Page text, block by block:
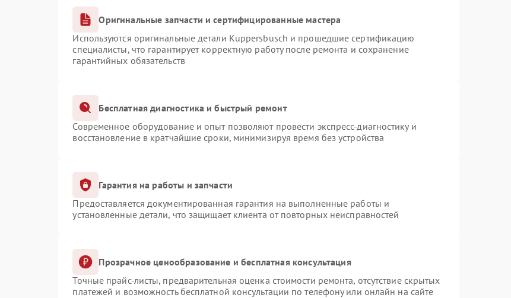
Оригинальные запчасти и сертифицированные мастера
Используются оригинальные детали Kuppersbusch и прошедшие сертификацию
специалисты, что гарантирует корректную работу после ремонта и сохранение
гарантийных обязательств
Бесплатная диагностика и быстрый ремонт
Современное оборудование и опыт позволяют провести экспресс-диагностику и
восстановление в кратчайшие сроки, минимизируя время без устройства
Гарантия на работы и запчасти
Предоставляется документированная гарантия на выполненные работы и
установленные детали, что защищает клиента от повторных неисправностей
Прозрачное ценообразование и бесплатная консультация
Точные прайс-листы, предварительная оценка стоимости ремонта, отсутствие скрытых
платежей и возможность бесплатной консультации по телефону или онлайн на сайте